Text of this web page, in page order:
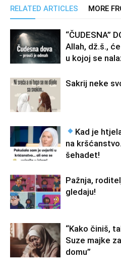
RELATED ARTICLES MORE
“ČUDESNA”
Allah, dž.š.,
u kojoj se
Sakrij neke
Kad je
na
šehadet!
Pažnja,
gledaju!
“Kako činiš,
Suze majke
domu”